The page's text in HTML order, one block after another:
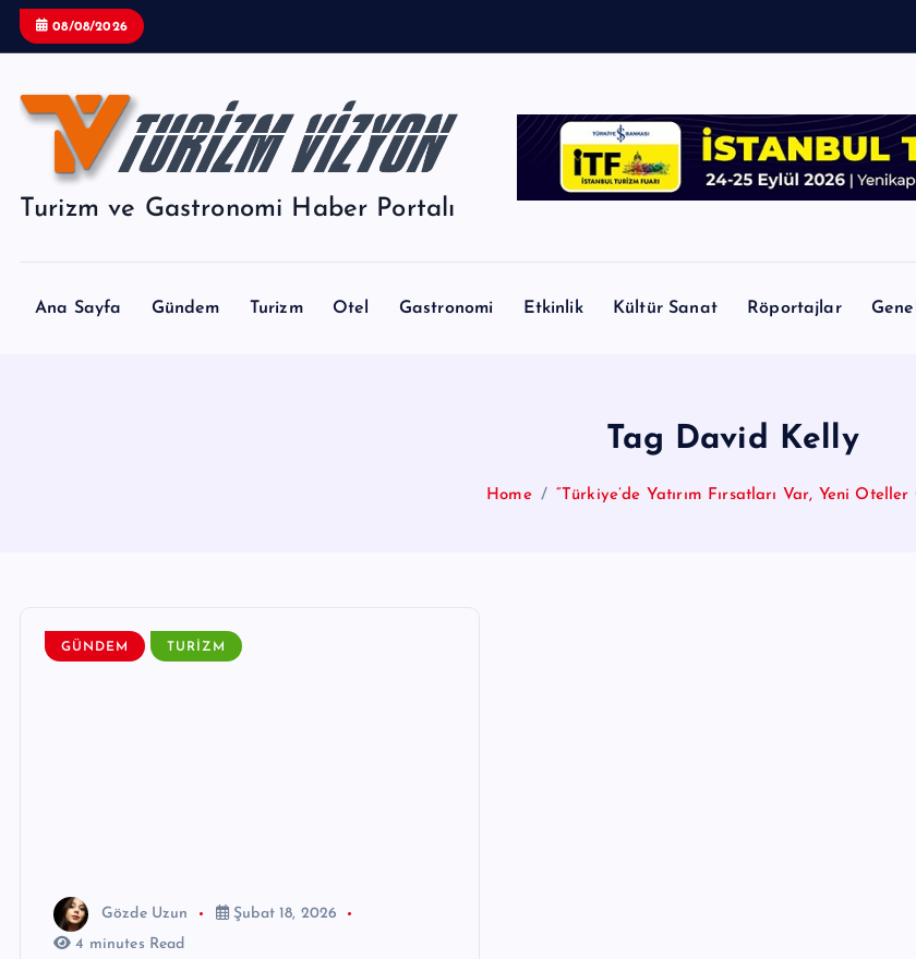
08/08/2026
Turizm ve Gastronomi Haber Portalı
Ana Sayfa Gündem Turizm Otel Gastronomi Etkinlik Kültür Sanat Röportajlar Genel
Tag David Kelly
Home “Türkiye’de Yatırım Fırsatları Var, Yeni Oteller
GÜNDEM TURIZM
Gözde Uzun
Şubat 18, 2026
4 minutes Read